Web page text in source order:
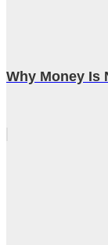
Why Money Is